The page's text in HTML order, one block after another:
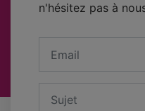
n'hésitez pas à